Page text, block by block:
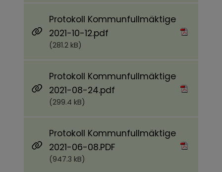
Protokoll Kommunfullmäktige
2021-10-12.pdf
(281.2 kB)
Protokoll Kommunfullmäktige
2021-08-24.pdf
(299.4 kB)
Protokoll Kommunfullmäktige
2021-06-08.PDF
(947.3 kB)